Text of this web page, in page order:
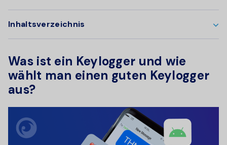
Inhaltsverzeichnis
Was ist ein Keylogger und wie
wählt man einen guten Keylogger
aus?